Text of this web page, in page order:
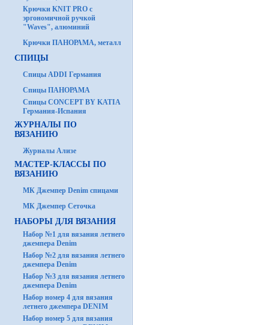
Крючки KNIT PRO с
эргономичной ручкой
"Waves", алюминий
Крючки ПАНОРАМА, металл
СПИЦЫ
Спицы ADDI Германия
Спицы ПАНОРАМА
Спицы CONCEPT BY KATIA
Германия-Испания
ЖУРНАЛЫ ПО
ВЯЗАНИЮ
Журналы Ализе
МАСТЕР-КЛАССЫ ПО
ВЯЗАНИЮ
МК Джемпер Denim спицами
МК Джемпер Сеточка
НАБОРЫ ДЛЯ ВЯЗАНИЯ
Набор №1 для вязания летнего
джемпера Denim
Набор №2 для вязания летнего
джемпера Denim
Набор №3 для вязания летнего
джемпера Denim
Набор номер 4 для вязания
летнего джемпера DENIM
Набор номер 5 для вязания